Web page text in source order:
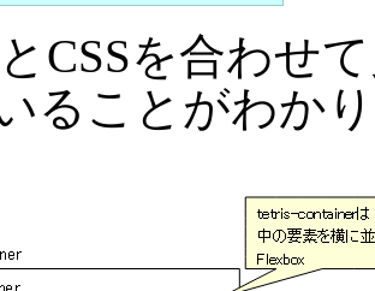
CSSを合わせ
ることがわか